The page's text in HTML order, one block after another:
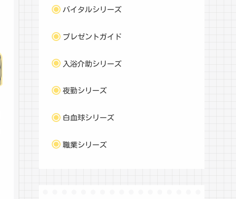
バイタルシリーズ
プレゼントガイド
入浴介助シリーズ
夜勤シリーズ
白血球シリーズ
職業シリーズ